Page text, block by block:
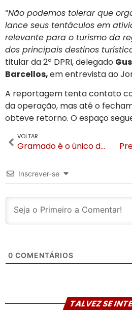
“Não podemos tolerar que
lance seus tentáculos em
relevante para o turismo da
dos principais destinos
titular da 2ª DPRI, delegado
Barcellos,em entrevista ao
A reportagem tenta contato
da operação, mas até o
obteve retorno. O espaço
VOLTAR
Gramado é o único destino de lazer top Brasil que teve queda na tarifa média em 2023
Inscrever-se
0 COMENTÁRIOS
TALVEZ SE